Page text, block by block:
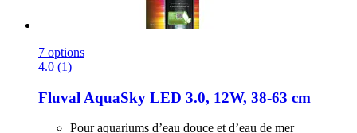
7 options
4.0 (1)
Fluval AquaSky LED 3.0, 12W, 38-​63 cm
Pour aquariums d’eau douce et d’eau de mer